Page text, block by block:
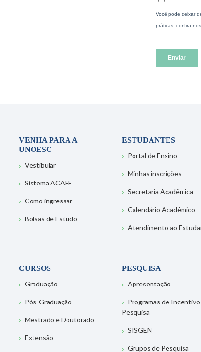
VENHA PARA A
UNOESC
Vestibular
Sistema ACAFE
Como ingressar
Bolsas de Estudo
ESTUDANTES
Portal de Ensino
Minhas inscrições
Secretaria Acadêmica
Calendário Acadêmico
Atendimento ao
CURSOS
Graduação
Pós-Graduação
Mestrado e Doutorado
Extensão
PESQUISA
Apresentação
Programas de Incentivo
Pesquisa
SISGEN
Grupos de Pesquisa